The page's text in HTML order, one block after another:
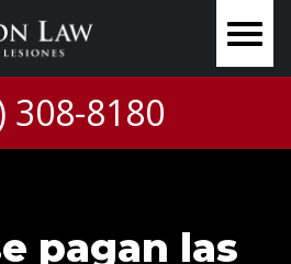
308-8180
pagan las